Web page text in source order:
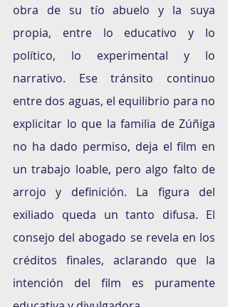
obra de su tío abuelo y la suya
propia, entre lo educativo y lo
político, lo experimental y lo
narrativo. Ese tránsito continuo
entre dos aguas, el equilibrio para no
explicitar lo que la familia de Zúñiga
no ha dado permiso, deja el film en
un trabajo loable, pero algo falto de
arrojo y definición. La figura del
exiliado queda un tanto difusa. El
consejo del abogado se revela en los
créditos finales, aclarando que la
intención del film es puramente